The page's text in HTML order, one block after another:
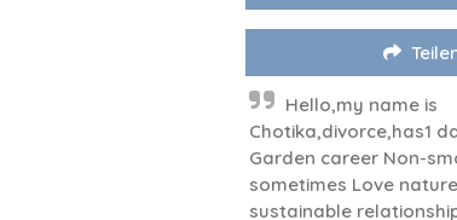
Hello,my name is
Chotika,divorce,has1
Garden career Non-
sometimes Love
sustainable